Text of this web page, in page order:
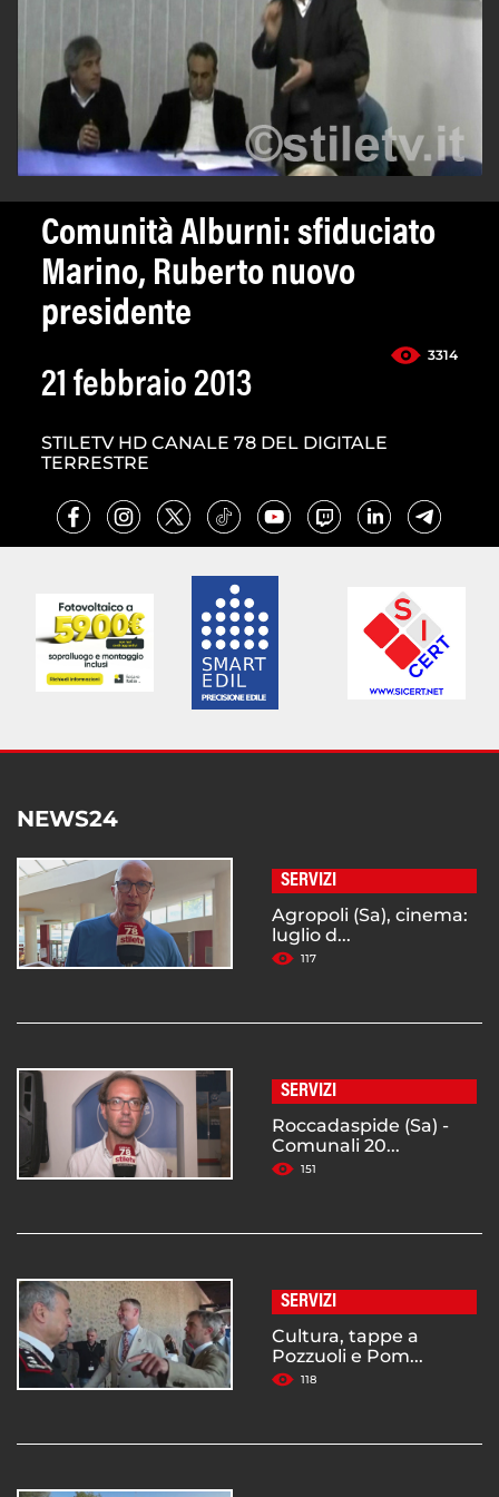
Comunità Alburni: sfiduciato
Marino, Ruberto nuovo
presidente
3314
21 febbraio 2013
STILETV HD CANALE 78 DEL DIGITALE
TERRESTRE
NEWS24
SERVIZI
Agropoli (Sa), cinema:
luglio d...
117
SERVIZI
Roccadaspide (Sa) -
Comunali 20...
151
SERVIZI
Cultura, tappe a
Pozzuoli e Pom...
118